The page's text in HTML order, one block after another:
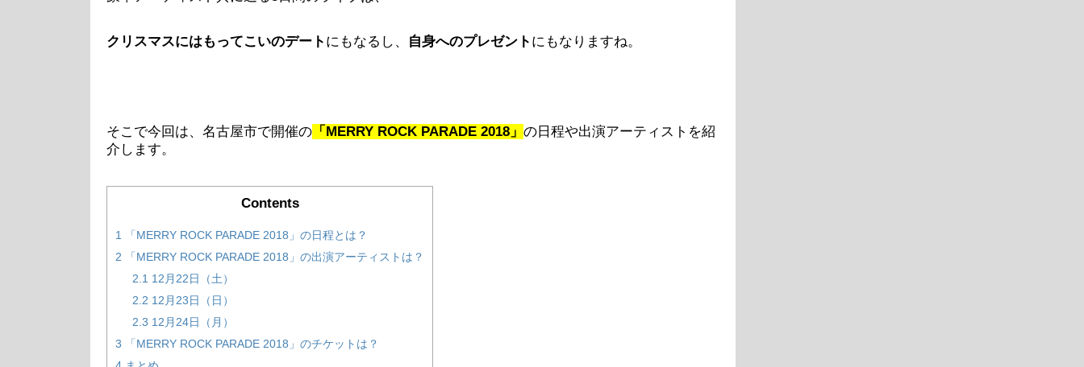
クリスマスにはもってこいのデート にもなるし、 自身へのプレゼント にもなりますね。
そこで今回は、名古屋市で開催の 「MERRY ROCK PARADE 2018」 の日程や出演アーティストを紹
介します。
Contents
1
「MERRY ROCK PARADE 2018」の日程とは？
2 「MERRY ROCK PARADE 2018」の出演アーティストは？
2.1 12月22日（土）
2.2 12月23日（日）
2.3 12月24日（月）
3 「MERRY ROCK PARADE 2018」のチケットは？